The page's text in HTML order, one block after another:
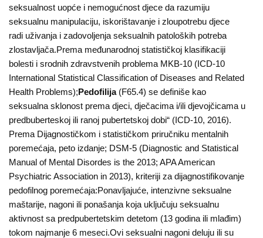
Kontakt
seksualnost uopće i nemogućnost djece da razumiju
seksualnu manipulaciju, iskorištavanje i zloupotrebu djece
radi uživanja i zadovolјenja seksualnih patoloških potreba
zlostavljača.Prema međunarodnoj statističkoj klasifikaciji
bolesti i srodnih zdravstvenih problema MKB-10 (ICD-10
International Statistical Classification of Diseases and Related
Health Problems);Pedofilija(F65.4) se definiše kao
seksualna sklonost prema djeci, dječacima i/ili djevojčicama u
predbuberteskoj ili ranoj pubertetskoj dobi“ (ICD-10, 2016).
Prema Dijagnostičkom i statističkom priručniku mentalnih
poremećaja, peto izdanje; DSM-5 (Diagnostic and Statistical
Manual of Mental Disordes is the 2013; APA American
Psychiatric Association in 2013), kriteriji za dijagnostifikovanje
pedofilnog poremećaja:Ponavlјajuće, intenzivne seksualne
maštarije, nagoni ili ponašanja koja uklјučuju seksualnu
aktivnost sa predpubertetskim detetom (13 godina ili mlađim)
tokom najmanje 6 meseci.Ovi seksualni nagoni deluju ili su